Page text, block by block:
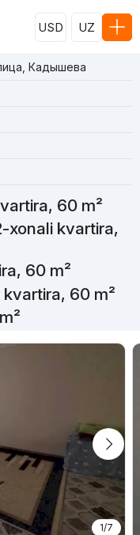
USD UZ
Кадышева
60 m²
xonali kvartira,
60 m²
60 m²
1/7